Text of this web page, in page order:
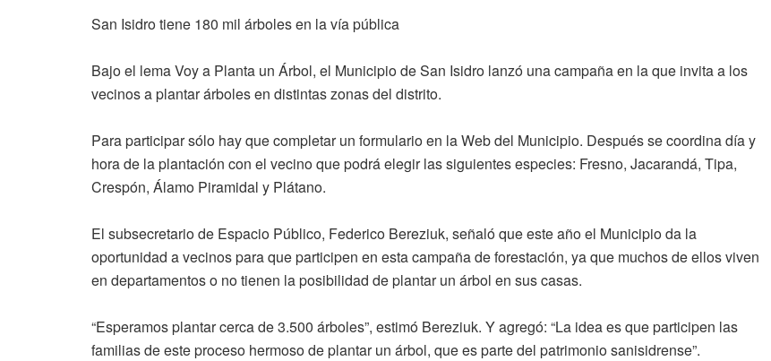
San Isidro tiene 180 mil árboles en la vía pública
Bajo el lema Voy a Planta un Árbol, el Municipio de San Isidro lanzó una campaña en la que invita a los
vecinos a plantar árboles en distintas zonas del distrito.
Para participar sólo hay que completar un formulario en la Web del Municipio. Después se coordina día y
hora de la plantación con el vecino que podrá elegir las siguientes especies: Fresno, Jacarandá, Tipa,
Crespón, Álamo Piramidal y Plátano.
El subsecretario de Espacio Público, Federico Bereziuk, señaló que este año el Municipio da la
oportunidad a vecinos para que participen en esta campaña de forestación, ya que muchos de ellos viven
en departamentos o no tienen la posibilidad de plantar un árbol en sus casas.
“Esperamos plantar cerca de 3.500 árboles”, estimó Bereziuk. Y agregó: “La idea es que participen las
familias de este proceso hermoso de plantar un árbol, que es parte del patrimonio sanisidrense”.